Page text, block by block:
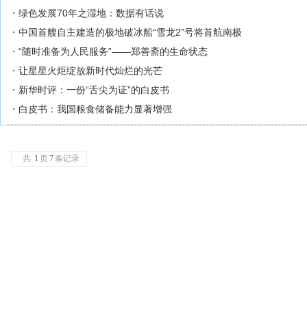
绿色发展70年之湿地：数据有话说
中国首艘自主建造的极地破冰船“雪龙2”号将首航南极
“随时准备为人民服务”——郑善斋的生命状态
让星星火炬绽放新时代灿烂的光芒
新华时评：一份“舌尖为证”的白皮书
白皮书：我国粮食储备能力显著增强
共 1 页7条记录